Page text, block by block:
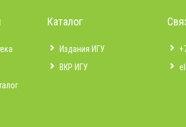
Каталог
Издания ИГУ
ВКР ИГУ